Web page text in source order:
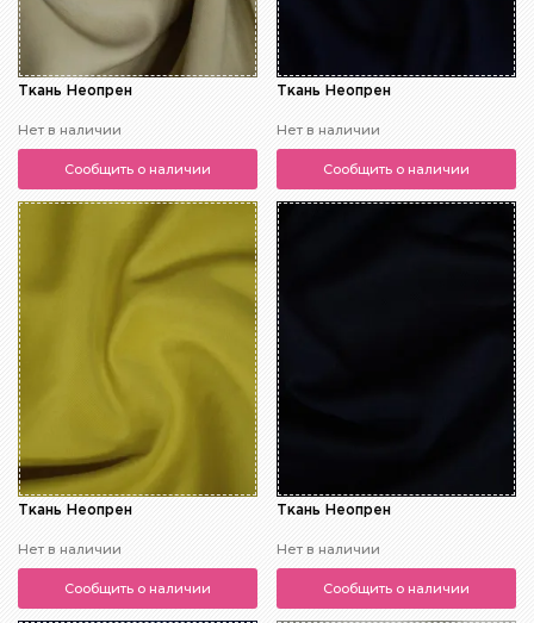
Ткань Неопрен
Нет в наличии
Сообщить о наличии
Ткань Неопрен
Нет в наличии
Сообщить о наличии
Ткань Неопрен
Нет в наличии
Сообщить о наличии
Ткань Неопрен
Нет в наличии
Сообщить о наличии